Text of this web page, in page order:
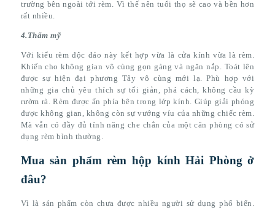
trường bên ngoài tới rèm. Vì thế nên tuổi thọ sẽ cao và bền hơn
rất nhiều.
4.Thẩm mỹ
Với kiểu rèm độc đáo này kết hợp vừa là cửa kính vừa là rèm.
Khiến cho không gian vô cùng gọn gàng và ngăn nắp. Toát lên
được sự hiện đại phương Tây vô cùng mới lạ. Phù hợp với
những gia chủ yêu thích sự tối giản, phá cách, không cầu kỳ
rườm rà. Rèm được ẩn phía bên trong lớp kính. Giúp giải phóng
được không gian, không còn sự vướng víu của những chiếc rèm.
Mà vẫn có đầy đủ tính năng che chắn của một căn phòng có sử
dụng rèm bình thường.
Mua sản phẩm rèm hộp kính Hải Phòng ở
đâu?
Vì là sản phẩm còn chưa được nhiều người sử dụng phổ biến.